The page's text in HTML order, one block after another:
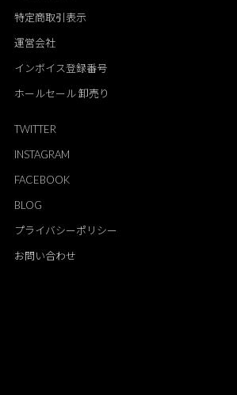
特定商取引表示
運営会社
インボイス登録番号
ホールセール 卸売り
TWITTER
INSTAGRAM
FACEBOOK
BLOG
プライバシーポリシー
お問い合わせ